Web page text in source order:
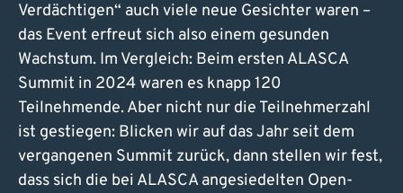
Verdächtigen“ auch viele neue Gesichter waren –
das Event erfreut sich also einem gesunden
Wachstum. Im Vergleich: Beim ersten ALASCA
Summit in 2024 waren es knapp 120
Teilnehmende. Aber nicht nur die Teilnehmerzahl
ist gestiegen: Blicken wir auf das Jahr seit dem
vergangenen Summit zurück, dann stellen wir fest,
dass sich die bei ALASCA angesiedelten Open-